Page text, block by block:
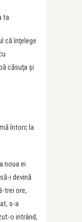
ta.
că înţelege
căsuţa şi
întorc la
noua ei
i devină
trei ore,
s-a
o intrând,